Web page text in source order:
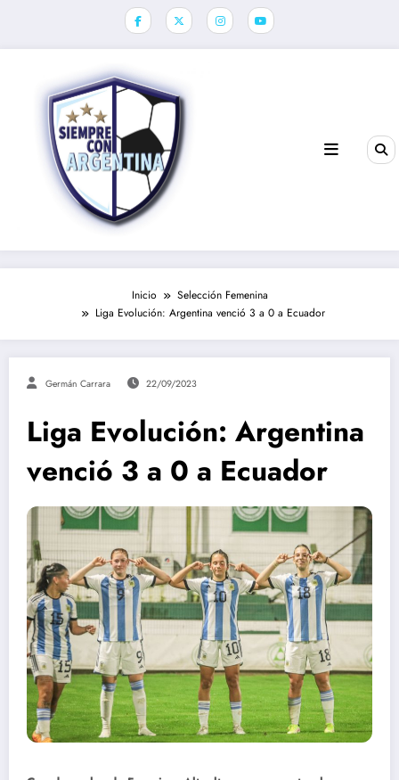
Inicio
Selección Femenina
Liga Evolución: Argentina venció 3 a 0 a Ecuador
Germán Carrara 22/09/2023
Liga Evolución: Argentina
venció 3 a 0 a Ecuador